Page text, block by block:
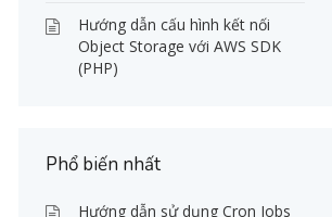
Hướng dẫn cấu hình kết nối
Object Storage với AWS SDK
(PHP)
Phổ biến nhất
Hướng dẫn sử dụng Cron Jobs